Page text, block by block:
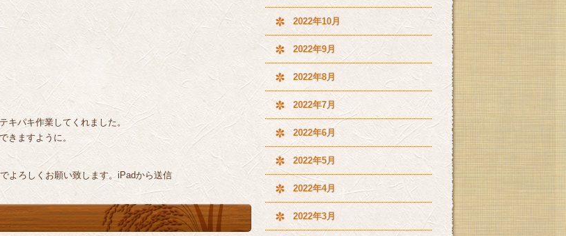
キパキ作業してくれました。
きますように。
よろしくお願い致します。iPadから送信
2022年10月
2022年9月
2022年8月
2022年7月
2022年6月
2022年5月
2022年4月
2022年3月